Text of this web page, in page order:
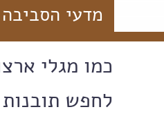
מדעי הסביבה
כמו מגלי
לחפש